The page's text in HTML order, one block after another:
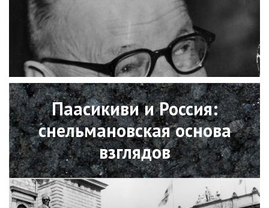
Паасикиви и Россия:
снельмановская основа
взглядов
Open